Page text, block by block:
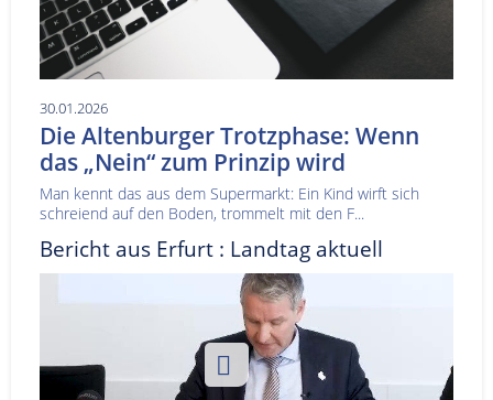
30.01.2026
Die Altenburger Trotzphase: Wenn
das „Nein“ zum Prinzip wird
Man kennt das aus dem Supermarkt: Ein Kind wirft sich
schreiend auf den Boden, trommelt mit den F...
Bericht aus Erfurt : Landtag aktuell